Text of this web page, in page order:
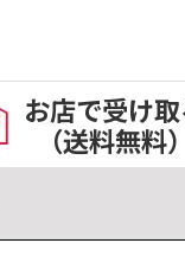
お店で受け
（送料無料）